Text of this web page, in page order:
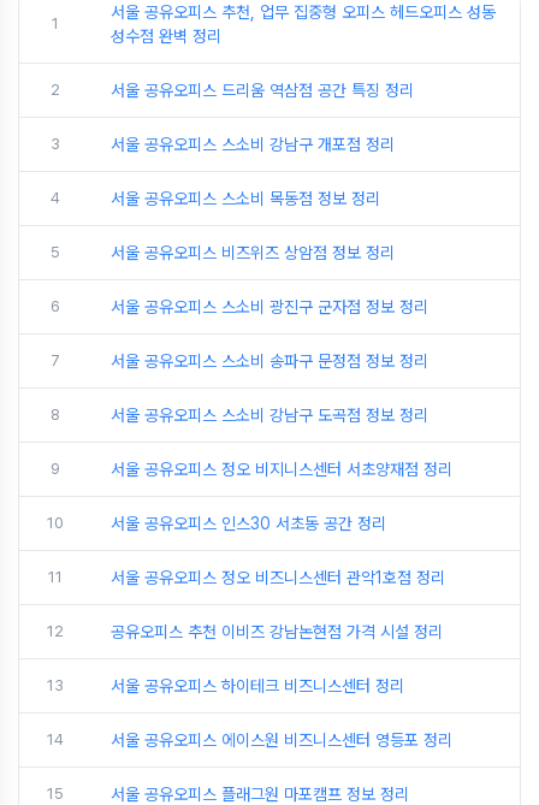
1
서울 공유오피스 추천, 업무 집중형 오피스 헤드오피스 성동
성수점 완벽 정리
2 서울 공유오피스 드리움 역삼점 공간 특징 정리
3 서울 공유오피스 스소비 강남구 개포점 정리
4 서울 공유오피스 스소비 목동점 정보 정리
5 서울 공유오피스 비즈위즈 상암점 정보 정리
6 서울 공유오피스 스소비 광진구 군자점 정보 정리
7 서울 공유오피스 스소비 송파구 문정점 정보 정리
8 서울 공유오피스 스소비 강남구 도곡점 정보 정리
9 서울 공유오피스 정오 비지니스센터 서초양재점 정리
10 서울 공유오피스 인스30 서초동 공간 정리
11 서울 공유오피스 정오 비즈니스센터 관악1호점 정리
12 공유오피스 추천 이비즈 강남논현점 가격 시설 정리
13 서울 공유오피스 하이테크 비즈니스센터 정리
14 서울 공유오피스 에이스원 비즈니스센터 영등포 정리
15 서울 공유오피스 플래그원 마포캠프 정보 정리